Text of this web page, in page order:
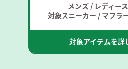
メンズ / レディー
対象スニーカー / マフラ
対象アイテムを詳